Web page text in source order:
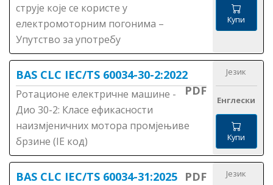
струје које се користе у
електромоторним погонима –
Упутство за употребу
Купи
BAS CLC IEC/TS 60034-30-2:2022
PDF
Ротационе електричне машине -
Дио 30-2: Класе ефикасности
наизмјеничних мотора промјењиве
брзине (IE код)
Језик
Енглески
Купи
BAS CLC IEC/TS 60034-31:2025 PDF Језик